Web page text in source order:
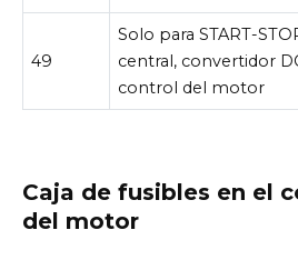
49
Solo para START-
central, convertidor
control del motor
Caja de fusibles en el
del motor